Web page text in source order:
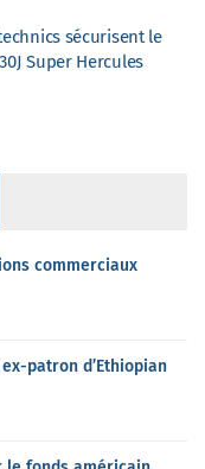
sécurisent le
Super Hercules
commerciaux
patron d’Ethiopian